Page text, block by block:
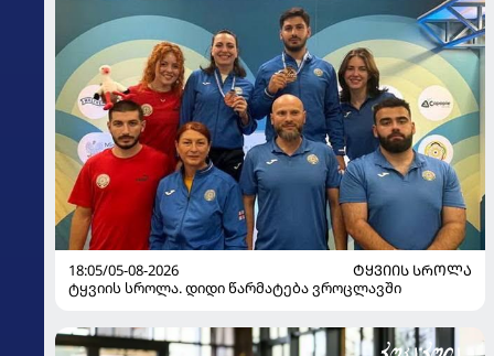
18:05/05-08-2026
ᲢᲧᲕᲘᲘᲡ ᲡᲠᲝᲚᲐ
ტყვიის სროლა. დიდი წარმატება ვროცლავში